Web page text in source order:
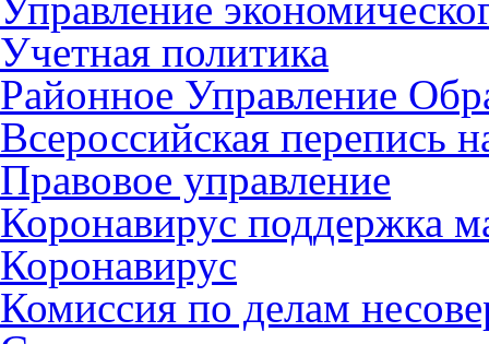
Учетная политика
Районное Управление
Всероссийская перепись
Правовое управление
Коронавирус поддержка
Коронавирус
Комиссия по делам